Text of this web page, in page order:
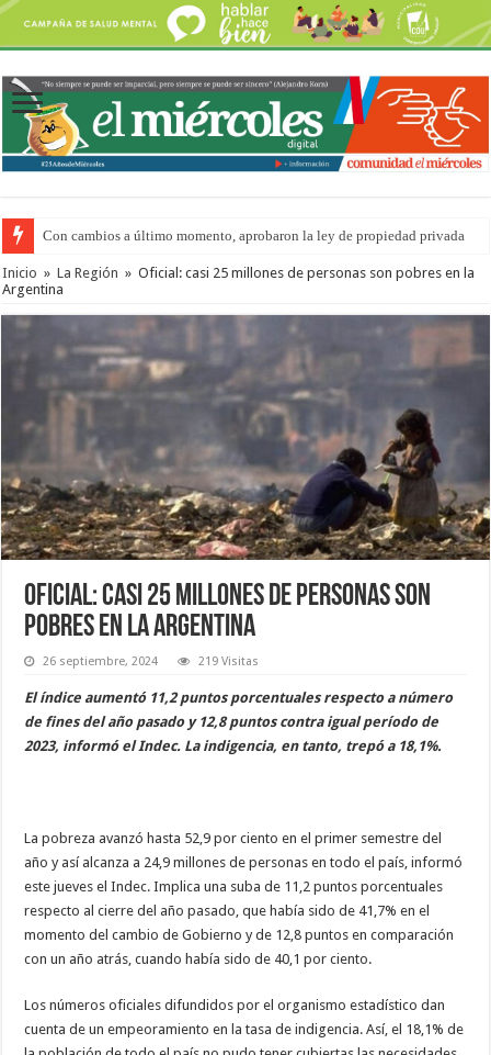
Con cambios a último momento, aprobaron la ley de propiedad privada
Inicio » La Región » Oficial: casi 25 millones de personas son pobres en la
Argentina
Oficial: casi 25 millones de personas son
pobres en la Argentina
26 septiembre, 2024 219 Visitas
El índice aumentó 11,2 puntos porcentuales respecto a número
de fines del año pasado y 12,8 puntos contra igual período de
2023, informó el Indec. La indigencia, en tanto, trepó a 18,1%.
La pobreza avanzó hasta 52,9 por ciento en el primer semestre del
año y así alcanza a 24,9 millones de personas en todo el país, informó
este jueves el Indec. Implica una suba de 11,2 puntos porcentuales
respecto al cierre del año pasado, que había sido de 41,7% en el
momento del cambio de Gobierno y de 12,8 puntos en comparación
con un año atrás, cuando había sido de 40,1 por ciento.
Los números oficiales difundidos por el organismo estadístico dan
cuenta de un empeoramiento en la tasa de indigencia. Así, el 18,1% de